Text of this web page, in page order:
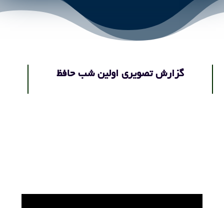
گزارش تصویری اولین شب حافظ